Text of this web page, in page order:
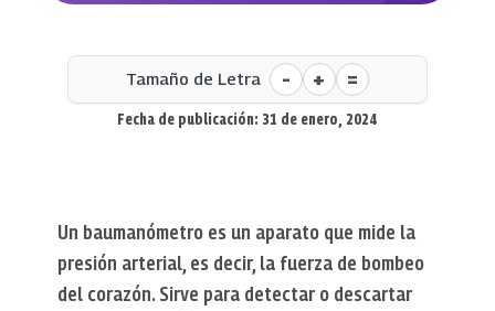
Tamaño de Letra - + =
Fecha de publicación: 31 de enero, 2024
Un baumanómetro es un aparato que mide la
presión arterial, es decir, la fuerza de bombeo
del corazón. Sirve para detectar o descartar